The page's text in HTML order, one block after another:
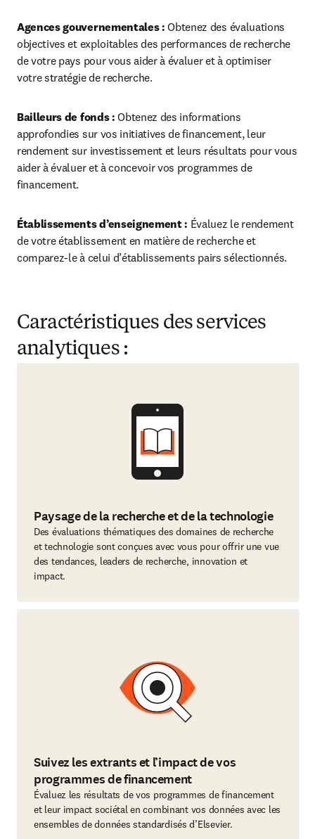
Agences gouvernementales : Obtenez des évaluations
objectives et exploitables des performances de recherche
de votre pays pour vous aider à évaluer et à optimiser
votre stratégie de recherche.
Bailleurs de fonds : Obtenez des informations
approfondies sur vos initiatives de financement, leur
rendement sur investissement et leurs résultats pour vous
aider à évaluer et à concevoir vos programmes de
financement.
Établissements d’enseignement : Évaluez le rendement
de votre établissement en matière de recherche et
comparez-le à celui d’établissements pairs sélectionnés.
Caractéristiques des services
analytiques :
Paysage de la recherche et de la technologie
Des évaluations thématiques des domaines de recherche
et technologie sont conçues avec vous pour offrir une vue
des tendances, leaders de recherche, innovation et
impact.
Suivez les extrants et l’impact de vos
programmes de financement
Évaluez les résultats de vos programmes de financement
et leur impact sociétal en combinant vos données avec les
ensembles de données standardisés d’Elsevier.